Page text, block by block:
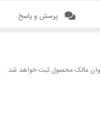
پرسش و پاسخ
عنوان مالک محصول ثبت خواهد شد.